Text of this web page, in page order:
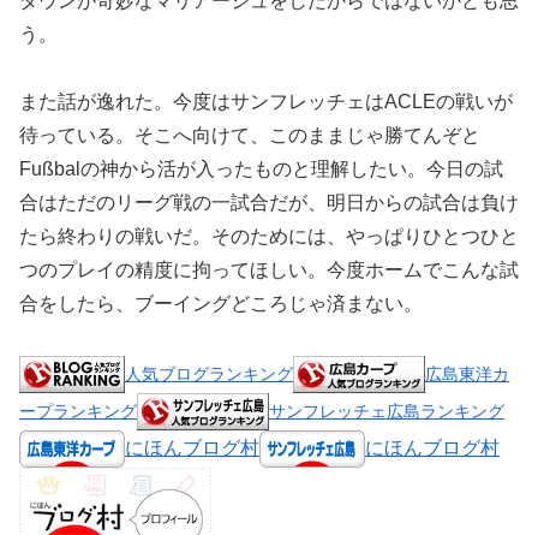
う。
また話が逸れた。今度はサンフレッチェはACLEの戦いが
待っている。そこへ向けて、このままじゃ勝てんぞと
Fußbalの神から活が入ったものと理解したい。今日の試
合はただのリーグ戦の一試合だが、明日からの試合は負け
たら終わりの戦いだ。そのためには、やっぱりひとつひと
つのプレイの精度に拘ってほしい。今度ホームでこんな試
合をしたら、ブーイングどころじゃ済まない。
人気ブログランキング
広島東洋カ
ープランキング
サンフレッチェ広島ランキング
にほんブログ村 にほんブログ村